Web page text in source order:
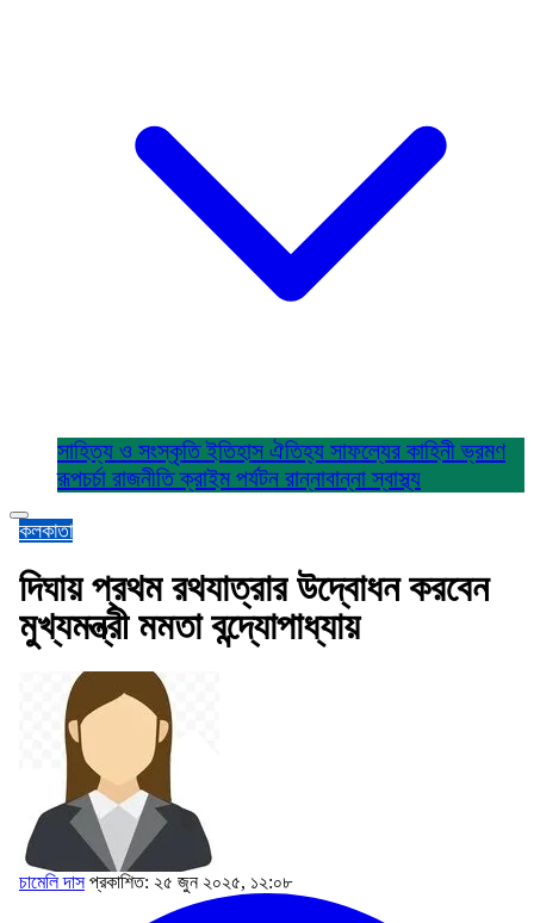
সাহিত্য ও সংস্কৃতিইতিহাস ঐতিহ্য সাফল্যের কাহিনীভ্রমণ
রূপচর্চা রাজনীতিক্রাইম পর্যটন রান্নাবান্নাস্বাস্থ্য
কলকাতা
দিঘায় প্রথম রথযাত্রার উদ্বোধন করবেন
মুখ্যমন্ত্রী মমতা বন্দ্যোপাধ্যায়
চামেলি দাস প্রকাশিত: ২৫ জুন ২০২৫, ১২:০৮